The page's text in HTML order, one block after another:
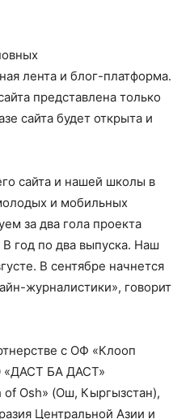
лента и блог-платформа.
представлена только
сайта будет открыта и
сайта и нашей школы в
и мобильных
за два гола проекта
год по два выпуска. Наш
В сентябре начнется
журналистики», говорит
с ОФ «Клооп
«ДАСТ БА ДАСТ»
Osh» (Ош, Кыргызстан),
Центральной Азии и